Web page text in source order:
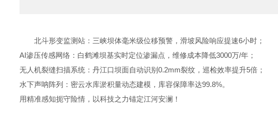
北斗形变监测站：三峡坝体毫米级位移预警，滑坡风险响应提速6小时；
AI渗压传感网络：白鹤滩坝基实时定位渗漏点，维修成本降低3000万/年；
无人机裂缝扫描系统：丹江口坝面自动识别0.2mm裂纹，巡检效率提升5倍；
水下声呐阵列：密云水库淤积量动态建模，库容保障率达99.8%。
用精准感知扼守险情，以科技之力锚定江河安澜！